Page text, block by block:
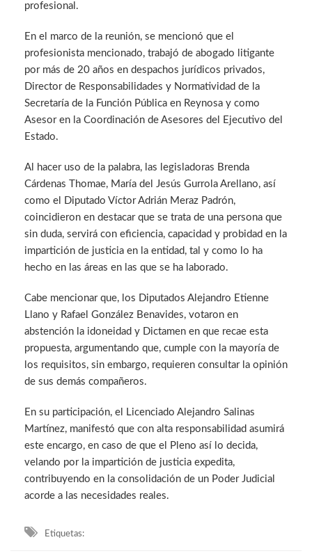
profesional.
En el marco de la reunión, se mencionó que el
profesionista mencionado, trabajó de abogado litigante
por más de 20 años en despachos jurídicos privados,
Director de Responsabilidades y Normatividad de la
Secretaría de la Función Pública en Reynosa y como
Asesor en la Coordinación de Asesores del Ejecutivo del
Estado.
Al hacer uso de la palabra, las legisladoras Brenda
Cárdenas Thomae, María del Jesús Gurrola Arellano, así
como el Diputado Víctor Adrián Meraz Padrón,
coincidieron en destacar que se trata de una persona que
sin duda, servirá con eficiencia, capacidad y probidad en la
impartición de justicia en la entidad, tal y como lo ha
hecho en las áreas en las que se ha laborado.
Cabe mencionar que, los Diputados Alejandro Etienne
Llano y Rafael González Benavides, votaron en
abstención la idoneidad y Dictamen en que recae esta
propuesta, argumentando que, cumple con la mayoría de
los requisitos, sin embargo, requieren consultar la opinión
de sus demás compañeros.
En su participación, el Licenciado Alejandro Salinas
Martínez, manifestó que con alta responsabilidad asumirá
este encargo, en caso de que el Pleno así lo decida,
velando por la impartición de justicia expedita,
contribuyendo en la consolidación de un Poder Judicial
acorde a las necesidades reales.
Etiquetas: